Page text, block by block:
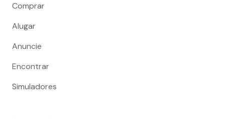
Comprar
Alugar
Anuncie
Encontrar
Simuladores